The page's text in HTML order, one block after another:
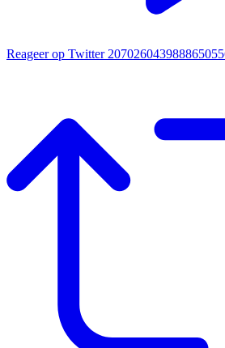
Reageer op Twitter